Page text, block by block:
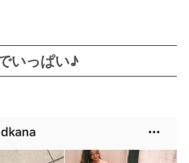
いっぱい♪